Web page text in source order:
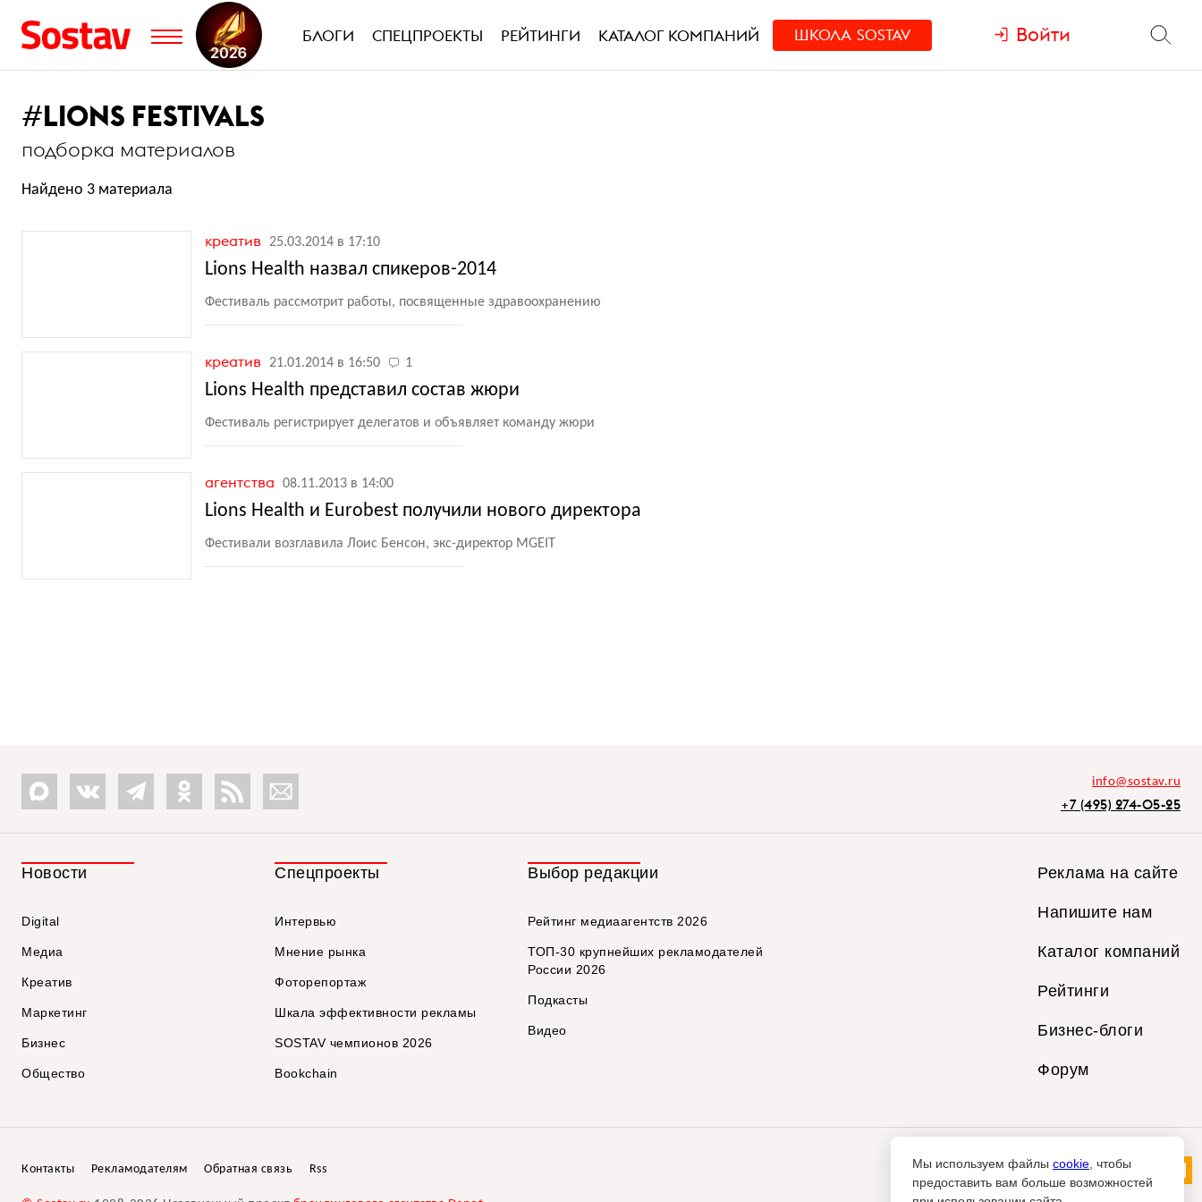
БЛОГИ СПЕЦПРОЕКТЫ РЕЙТИНГИ КАТАЛОГ КОМПАНИЙ ШКОЛА SOSTAV Войти
#LIONS FESTIVALS
подборка материалов
Найдено 3 материала
креатив 25.03.2014 в 17:10
Lions Health назвал спикеров-2014
Фестиваль рассмотрит работы, посвященные здравоохранению
креатив 21.01.2014 в 16:50 1
Lions Health представил состав жюри
Фестиваль регистрирует делегатов и объявляет команду жюри
агентства 08.11.2013 в 14:00
Lions Health и Eurobest получили нового директора
Фестивали возглавила Лоис Бенсон, экс-директор MGEIT
info@sostav.ru
+7 (495) 274-05-25
Новости
Digital
Медиа
Креатив
Маркетинг
Бизнес
Общество
Спецпроекты
Интервью
Мнение рынка
Фоторепортаж
Шкала эффективности рекламы
SOSTAV чемпионов 2026
Bookchain
Выбор редакции
Рейтинг медиаагентств 2026
ТОП-30 крупнейших рекламодателей
России 2026
Подкасты
Видео
Реклама на сайте
Напишите нам
Каталог компаний
Рейтинги
Бизнес-блоги
Форум
Контакты Рекламодателям Обратная связь Rss Мы используем файлы cookie , чтобы
предоставить вам больше возможностей